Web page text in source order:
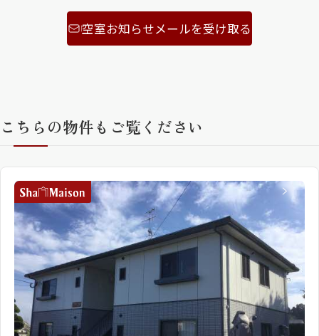
シャーメゾンライフサポート
自立型サービス付き・シニア向け
らくらくパートナー
シャーメゾンライフ GUARD
空室お知らせメールを受け取る
こちらの物件もご覧ください